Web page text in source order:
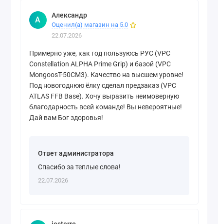
А Александр
Оценил(а) магазин на 5.0
22.07.2026
Примерно уже, как год пользуюсь РУС (VPC
Constellation ALPHA Prime Grip) и базой (VPC
MongoosT-50CM3). Качество на высшем уровне!
Под новогоднюю ёлку сделал предзаказ (VPC
ATLAS FFB Base). Хочу выразить неимоверную
благодарность всей команде! Вы невероятные!
Дай вам Бог здоровья!
Ответ администратора
Спасибо за теплые слова!
22.07.2026